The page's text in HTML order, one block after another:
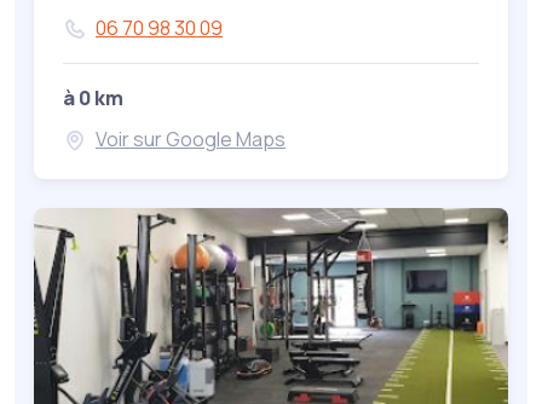
06 70 98 30 09
à 0 km
Voir sur Google Maps